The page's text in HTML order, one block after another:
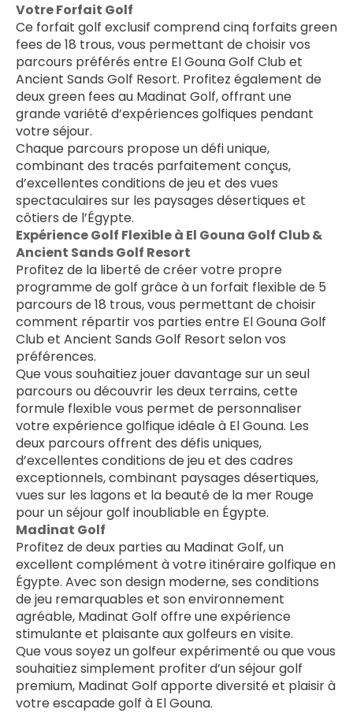
Votre Forfait Golf
Ce forfait golf exclusif comprend cinq forfaits green
fees de 18 trous, vous permettant de choisir vos
parcours préférés entre El Gouna Golf Club et
Ancient Sands Golf Resort. Profitez également de
deux green fees au Madinat Golf, offrant une
grande variété d’expériences golfiques pendant
votre séjour.
Chaque parcours propose un défi unique,
combinant des tracés parfaitement conçus,
d’excellentes conditions de jeu et des vues
spectaculaires sur les paysages désertiques et
côtiers de l’Égypte.
Expérience Golf Flexible à El Gouna Golf Club &
Ancient Sands Golf Resort
Profitez de la liberté de créer votre propre
programme de golf grâce à un forfait flexible de 5
parcours de 18 trous, vous permettant de choisir
comment répartir vos parties entre El Gouna Golf
Club et Ancient Sands Golf Resort selon vos
préférences.
Que vous souhaitiez jouer davantage sur un seul
parcours ou découvrir les deux terrains, cette
formule flexible vous permet de personnaliser
votre expérience golfique idéale à El Gouna. Les
deux parcours offrent des défis uniques,
d’excellentes conditions de jeu et des cadres
exceptionnels, combinant paysages désertiques,
vues sur les lagons et la beauté de la mer Rouge
pour un séjour golf inoubliable en Égypte.
Madinat Golf
Profitez de deux parties au Madinat Golf, un
excellent complément à votre itinéraire golfique en
Égypte. Avec son design moderne, ses conditions
de jeu remarquables et son environnement
agréable, Madinat Golf offre une expérience
stimulante et plaisante aux golfeurs en visite.
Que vous soyez un golfeur expérimenté ou que vous
souhaitiez simplement profiter d’un séjour golf
premium, Madinat Golf apporte diversité et plaisir à
votre escapade golf à El Gouna.